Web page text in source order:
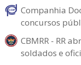
Companhia
concursos
CBMRR - RR
soldados e